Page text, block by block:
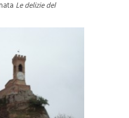
Le delizie del